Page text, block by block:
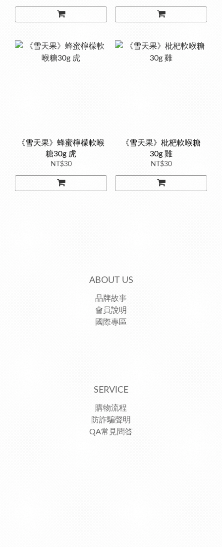
《雪天果》蜂蜜檸檬軟喉
糖30g 虎
NT$30
《雪天果》枇杷軟喉糖
30g 雞
NT$30
ABOUT US
品牌故事
會員說明
國際專區
SERVICE
購物流程
防詐騙聲明
QA常見問答